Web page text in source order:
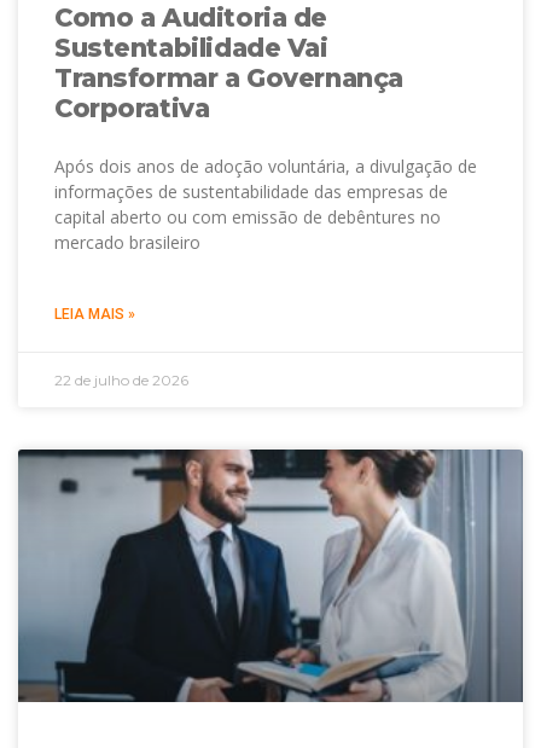
Como a Auditoria de
Sustentabilidade Vai
Transformar a Governança
Corporativa
Após dois anos de adoção voluntária, a divulgação de
informações de sustentabilidade das empresas de
capital aberto ou com emissão de debêntures no
mercado brasileiro
LEIA MAIS »
22 de julho de 2026